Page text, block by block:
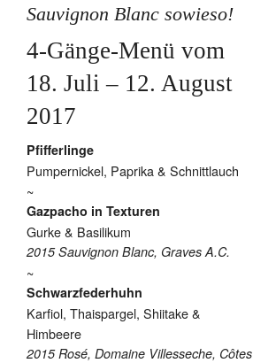
Sauvignon Blanc sowieso!
4-Gänge-Menü vom
18. Juli – 12. August
2017
Pfifferlinge
Pumpernickel, Paprika & Schnittlauch
~
Gazpacho in Texturen
Gurke & Basilikum
2015 Sauvignon Blanc, Graves A.C.
~
Schwarzfederhuhn
Karfiol, Thaispargel, Shiitake &
Himbeere
2015 Rosé, Domaine Villesseche, Côtes